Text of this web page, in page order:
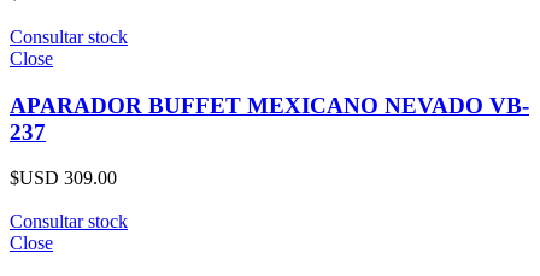
Consultar stock
Close
APARADOR BUFFET MEXICANO NEVADO VB-
237
$USD 309.00
Consultar stock
Close